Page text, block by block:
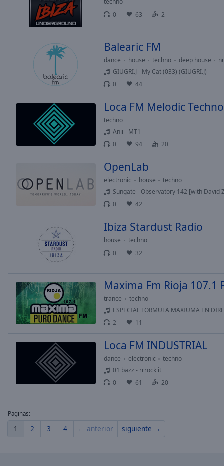
Style
Family
Done
techno
0
63 2
Balearic FM
dance house techno deep house
GIUGRI.J - My Cat (033) (GIUGRI.J)
0
44
Loca FM Melodic Techno
techno
Anii - MT1
0
94 20
OpenLab
electronic house
techno
Sungate - Observatory 142 [with David
0
42
Ibiza Stardust Radio
house
techno
0
32
Maxima Fm Rioja 107.1
trance
techno
ESPECIAL FORMULA MAXIUMA EN
2
11
Loca FM INDUSTRIAL
dance electronic
techno
01 bazz - rrrock it
0
61 20
Paginas:
1 2 3 4 ← anterior siguiente →